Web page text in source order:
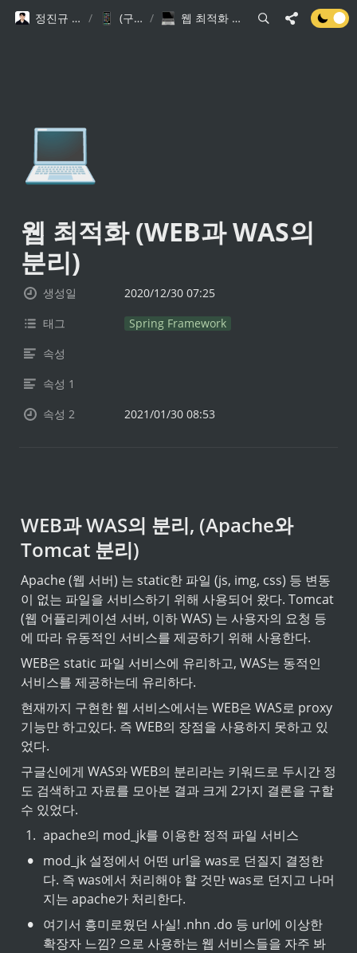
정진규 Software Engineer / (구)기술 블로그 / 웹 최적화 (WEB과 WAS의 분리)
💻
웹 최적화 (WEB과 WAS의
분리)
생성일
2020/12/30 07:25
태그
Spring Framework
속성
속성 1
속성 2
2021/01/30 08:53
WEB과 WAS의 분리, (Apache와
Tomcat 분리)
Apache (웹 서버) 는 static한 파일 (js, img, css) 등 변동
이 없는 파일을 서비스하기 위해 사용되어 왔다. Tomcat
(웹 어플리케이션 서버, 이하 WAS) 는 사용자의 요청 등
에 따라 유동적인 서비스를 제공하기 위해 사용한다.
WEB은 static 파일 서비스에 유리하고, WAS는 동적인
서비스를 제공하는데 유리하다.
현재까지 구현한 웹 서비스에서는 WEB은 WAS로 proxy
기능만 하고있다. 즉 WEB의 장점을 사용하지 못하고 있
었다.
구글신에게 WAS와 WEB의 분리라는 키워드로 두시간 정
도 검색하고 자료를 모아본 결과 크게 2가지 결론을 구할
수 있었다.
1. apache의 mod_jk를 이용한 정적 파일 서비스
• mod_jk 설정에서 어떤 url을 was로 던질지 결정한
다. 즉 was에서 처리해야 할 것만 was로 던지고 나머
지는 apache가 처리한다.
• 여기서 흥미로웠던 사실! .nhn .do 등 url에 이상한
확장자 느낌? 으로 사용하는 웹 서비스들을 자주 봐